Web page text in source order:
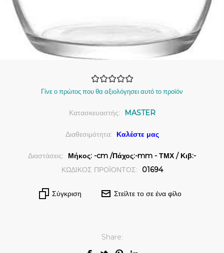
Γίνε ο πρώτος που θα αξιολόγησει αυτό το προϊόν
Κατασκευαστής: MASTER
Διαθεσιμότητα: Καλέστε μας
Διαστάσεις:
Μήκος: -cm /Πάχος:-mm - ΤΜΧ / Κιβ:-
ΚΩΔΙΚΟΣ ΠΡΟΪΟΝΤΟΣ:
01694
Σύγκριση Στείλτε το σε ένα φίλο
Share: